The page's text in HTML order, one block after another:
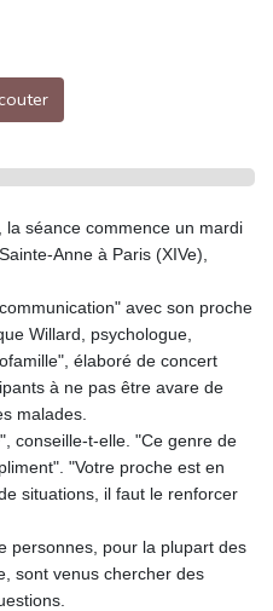
séance commence un mardi
Anne à Paris (XIVe),
avec son proche
Willard, psychologue,
élaboré de concert
à ne pas être avare de
malades.
conseille-t-elle. "Ce genre de
"Votre proche est en
situations, il faut le renforcer
personnes, pour la plupart des
sont venus chercher des